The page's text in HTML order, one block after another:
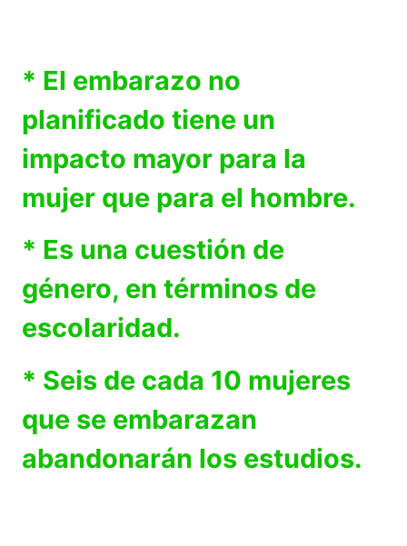
* El embarazo no
planificado tiene un
impacto mayor para la
mujer que para el hombre.
* Es una cuestión de
género, en términos de
escolaridad.
* Seis de cada 10 mujeres
que se embarazan
abandonarán los estudios.